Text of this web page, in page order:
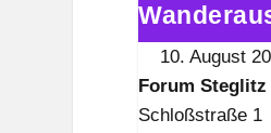
t
e
„600
Akkordeons"
10. August
Forum Steglitz
Schloßstraße 1